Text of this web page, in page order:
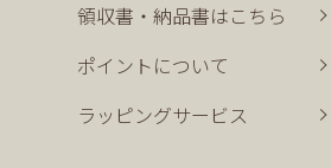
領収書・納品書はこちら
ポイントについて
ラッピングサービス